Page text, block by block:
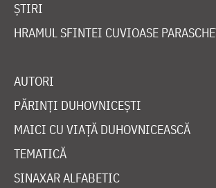
ȘTIRI
HRAMUL SFINTEI CUVIOASE
AUTORI
PĂRINȚI DUHOVNICEȘTI
MAICI CU VIAȚĂ DUHOVNICEASCĂ
TEMATICĂ
SINAXAR ALFABETIC